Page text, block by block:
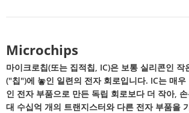
Microchips
마이크로칩(또는 집적칩, IC)은 보통 실리콘인 작
("칩")에 놓인 일련의 전자 회로입니다. IC는 매
인 전자 부품으로 만든 독립 회로보다 더 작아,
대 수십억 개의 트랜지스터와 다른 전자 부품을